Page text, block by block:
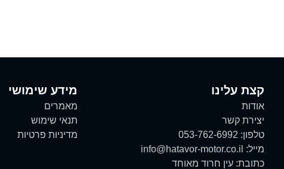
קצת עלינו
אודות
יצירת קשר
טלפון: 053-762-6992
מייל: info@hatavor-motor.co.il
כתובת: עין חרוד מאוחד
מידע שימושי
מאמרים
תנאי שימוש
מדיניות פרטיות